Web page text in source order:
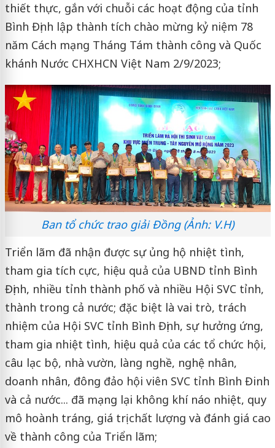
thiết thực, gắn với chuỗi các hoạt động của tỉnh
Bình Định lập thành tích chào mừng kỷ niệm 78
năm Cách mạng Tháng Tám thành công và Quốc
khánh Nước CHXHCN Việt Nam 2/9/2023;
Ban tổ chức trao giải Đồng (Ảnh: V.H)
Triển lãm đã nhận được sự ủng hộ nhiệt tình,
tham gia tích cực, hiệu quả của UBND tỉnh Bình
Định, nhiều tỉnh thành phố và nhiều Hội SVC tỉnh,
thành trong cả nước; đặc biệt là vai trò, trách
nhiệm của Hội SVC tỉnh Bình Định, sự hưởng ứng,
tham gia nhiệt tình, hiệu quả của các tổ chức hội,
câu lạc bộ, nhà vườn, làng nghề, nghệ nhân,
doanh nhân, đông đảo hội viên SVC tỉnh Bình Đinh
và cả nước... đã mạng lại không khí náo nhiệt, quy
mô hoành tráng, giá trị chất lượng và đánh giá cao
về thành công của Triển lãm;